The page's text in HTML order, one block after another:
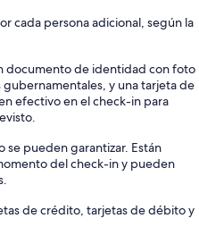
cada persona adicional, según la
documento de identidad con foto
y una tarjeta de
efectivo en el check-in para
se pueden garantizar. Están
del check-in y pueden
de crédito, tarjetas de débito y